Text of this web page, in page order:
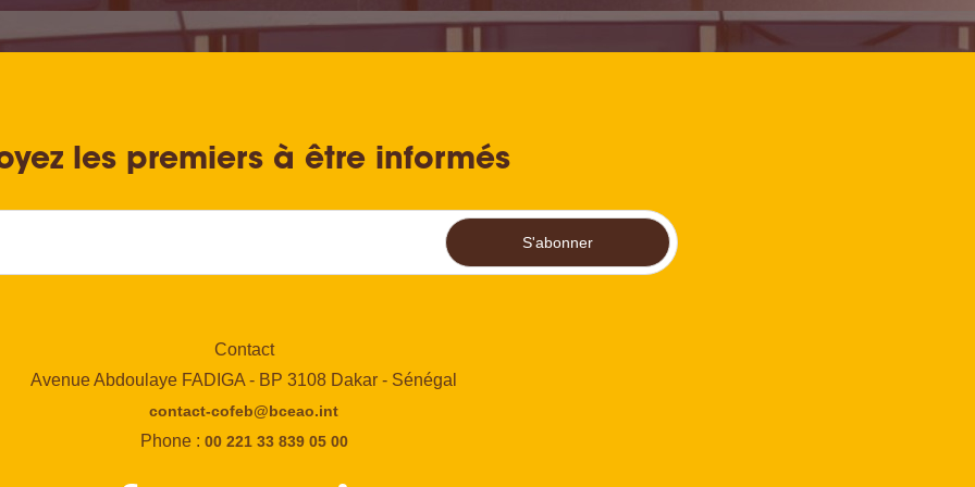
les premiers à être informés
S'abonner
Contact
Avenue Abdoulaye FADIGA - BP 3108 Dakar - Sénégal
contact-cofeb@bceao.int
Phone : 00 221 33 839 05 00